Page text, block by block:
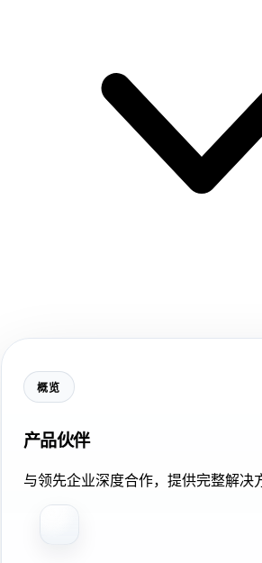
概览
产品伙伴
与领先企业深度合作，提供完整解决